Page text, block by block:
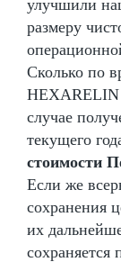
улучшили
размеру
Сколько по
HEXARELIN
случае
текущего
стоимости
Если же
сохранения
их
сохраняется